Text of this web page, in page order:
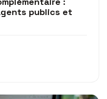
publics et